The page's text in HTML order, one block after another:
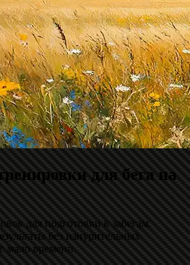
для бега на
для подготовки к забегам.
без изнурительных
мало времени.